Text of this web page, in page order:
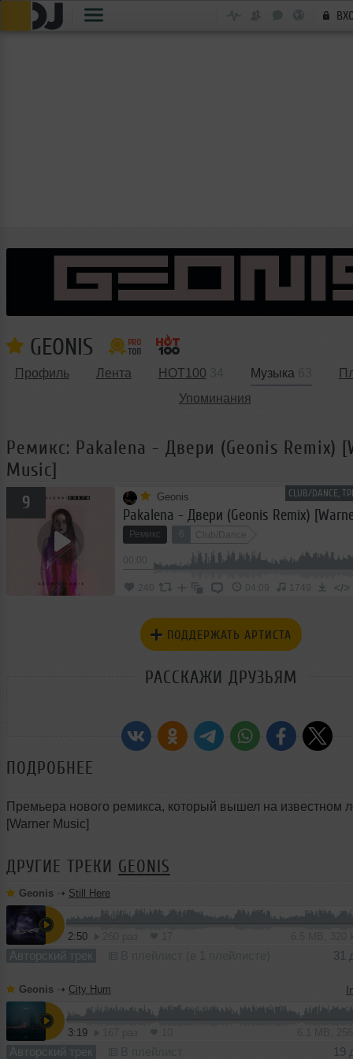
GEONIS
Профиль Лента HOT100 Музыка
Упоминания
Ремикс: Pakalena - Двери (Geonis Remix)
Music]
CLUB/DANCE,
9 Geonis
Pakalena - Двери (Geonis Remix)
Ремикс 6 Club/Dance
240 04:09 1749 </>
ПОДДЕРЖАТЬ АРТИСТА
РАССКАЖИ ДРУЗЬЯМ
ПОДРОБНЕЕ
Премьера нового ремикса, который вышел на известном
[Warner Music]
ДРУГИЕ ТРЕКИ GEONIS
Geonis ➝ Still Here
2:50
Авторский трек 31
Geonis ➝ City Hum
3:19
Авторский трек 19